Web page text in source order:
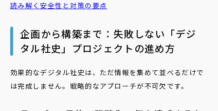
読み解く安全性と対策の要点
企画から構築まで：失敗しない「デジ
タル社史」プロジェクトの進め方
効果的なデジタル社史は、ただ情報を集めて並べるだけで
は完成しません。戦略的なアプローチが不可欠です。